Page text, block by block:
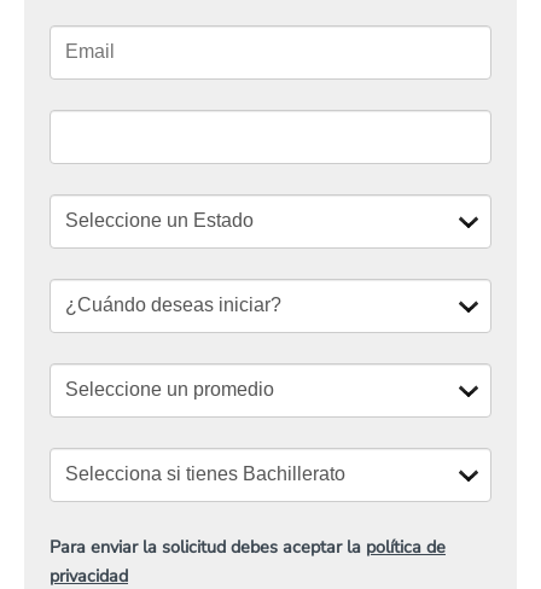
Para enviar la solicitud debes aceptar la política de
privacidad